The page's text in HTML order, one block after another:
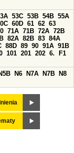
53C 53B 54B 55A
60D 61 62 63
71A 71B 72A 72B
82A 82B 83 84A
88D 89 90 91A 91B
101 201 202 6.
F1
N6 N7A N7B
N8